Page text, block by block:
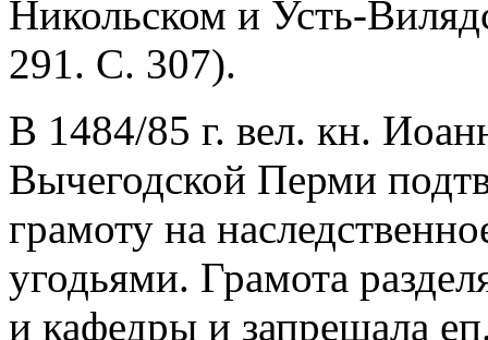
Никольском и Усть-
291. С. 307).
В 1484/85 г. вел. кн.
Вычегодской Перми
грамоту на
угодьями. Грамота
и кафедры и запрещала